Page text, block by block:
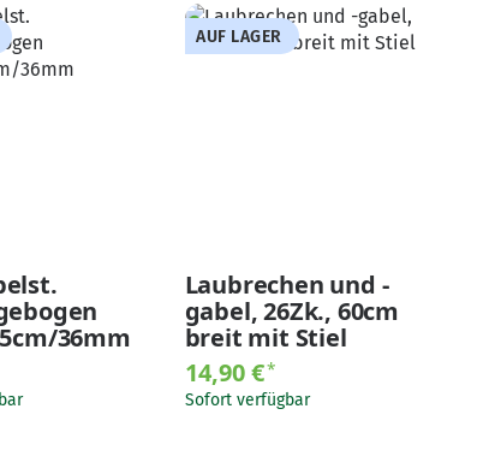
36mm
AUF LAGER
Laubrechen und -
gabel, 26Zk., 60cm
breit mit Stiel
14,90 €*
Sofort verfügbar